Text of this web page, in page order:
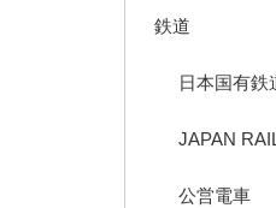
鉄道
日本国有鉄
JAPAN
公営電車